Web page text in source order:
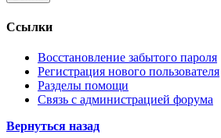
Ссылки
Восстановление забытого пароля
Регистрация нового пользователя
Разделы помощи
Связь с администрацией форума
Вернуться назад